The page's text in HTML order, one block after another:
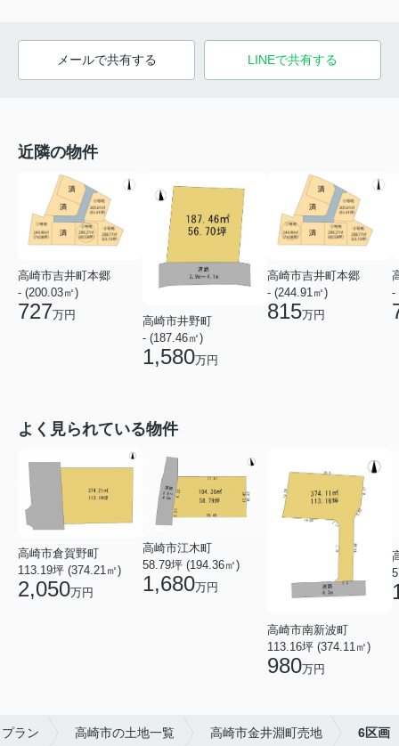
メールで共有する LINEで共有する
近隣の物件
高崎市吉井町本郷
- (200.03㎡)
727万円
高崎市井野町
- (187.46㎡)
1,580万円
高崎市吉井町本郷
- (244.91㎡)
815万円
-
よく見られている物件
高崎市倉賀野町
113.19坪 (374.21㎡)
2,050万円
高崎市江木町
58.79坪 (194.36㎡)
1,680万円
高崎市南新波町
113.16坪 (374.11㎡)
980万円
ラン 高崎市の土地一覧 高崎市金井淵町売地 6区画